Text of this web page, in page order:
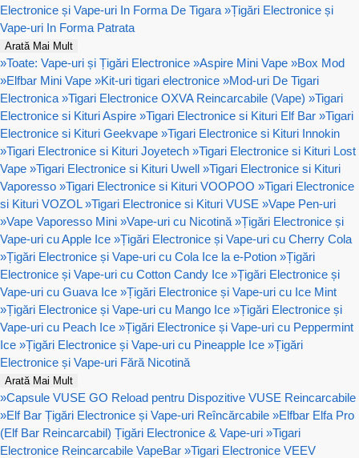
Electronice și Vape-uri In Forma De Tigara »Țigări Electronice și
Vape-uri In Forma Patrata
Arată Mai Mult
»Toate: Vape-uri și Țigări Electronice »Aspire Mini Vape »Box Mod
»Elfbar Mini Vape »Kit-uri tigari electronice »Mod-uri De Tigari
Electronica »Tigari Electronice OXVA Reincarcabile (Vape) »Tigari
Electronice si Kituri Aspire »Tigari Electronice si Kituri Elf Bar »Tigari
Electronice si Kituri Geekvape »Tigari Electronice si Kituri Innokin
»Tigari Electronice si Kituri Joyetech »Tigari Electronice si Kituri Lost
Vape »Tigari Electronice si Kituri Uwell »Tigari Electronice si Kituri
Vaporesso »Tigari Electronice si Kituri VOOPOO »Tigari Electronice
si Kituri VOZOL »Tigari Electronice si Kituri VUSE »Vape Pen-uri
»Vape Vaporesso Mini »Vape-uri cu Nicotină »Țigări Electronice și
Vape-uri cu Apple Ice »Țigări Electronice și Vape-uri cu Cherry Cola
»Țigări Electronice și Vape-uri cu Cola Ice la e-Potion »Țigări
Electronice și Vape-uri cu Cotton Candy Ice »Țigări Electronice și
Vape-uri cu Guava Ice »Țigări Electronice și Vape-uri cu Ice Mint
»Țigări Electronice și Vape-uri cu Mango Ice »Țigări Electronice și
Vape-uri cu Peach Ice »Țigări Electronice și Vape-uri cu Peppermint
Ice »Țigări Electronice și Vape-uri cu Pineapple Ice »Țigări
Electronice și Vape-uri Fără Nicotină
Arată Mai Mult
»Capsule VUSE GO Reload pentru Dispozitive VUSE Reincarcabile
»Elf Bar Țigări Electronice și Vape-uri Reîncărcabile »Elfbar Elfa Pro
(Elf Bar Reincarcabil) Țigări Electronice & Vape-uri »Tigari
Electronice Reincarcabile VapeBar »Tigari Electronice VEEV